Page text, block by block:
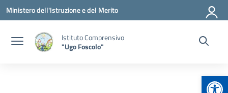
Vai ai contenuti
Vai al menu di navigazione
Vai al footer
Ministero dell'Istruzione e del Merito
Istituto Comprensivo
"Ugo Foscolo"